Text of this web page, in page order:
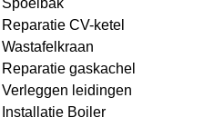
Spoelbak
Reparatie CV-ketel
Wastafelkraan
Reparatie gaskachel
Verleggen leidingen
Installatie Boiler